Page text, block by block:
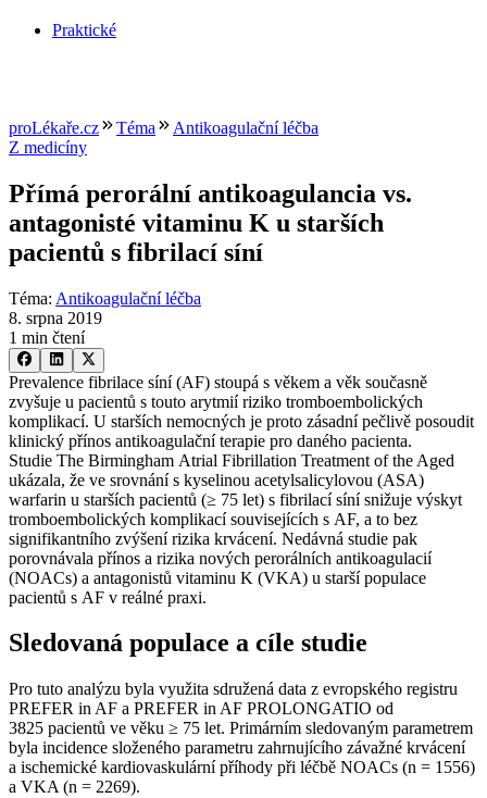
Praktické
proLékaře.cz Téma
Antikoagulační léčba
Z medicíny
Přímá perorální antikoagulancia vs.
antagonisté vitaminu K u starších
pacientů s fibrilací síní
Téma: Antikoagulační léčba
8. srpna 2019
1 min čtení
Prevalence fibrilace síní (AF) stoupá s věkem a věk současně
zvyšuje u pacientů s touto arytmií riziko tromboembolických
komplikací. U starších nemocných je proto zásadní pečlivě posoudit
klinický přínos antikoagulační terapie pro daného pacienta.
Studie The Birmingham Atrial Fibrillation Treatment of the Aged
ukázala, že ve srovnání s kyselinou acetylsalicylovou (ASA)
warfarin u starších pacientů (≥ 75 let) s fibrilací síní snižuje výskyt
tromboembolických komplikací souvisejících s AF, a to bez
signifikantního zvýšení rizika krvácení. Nedávná studie pak
porovnávala přínos a rizika nových perorálních antikoagulacií
(NOACs) a antagonistů vitaminu K (VKA) u starší populace
pacientů s AF v reálné praxi.
Sledovaná populace a cíle studie
Pro tuto analýzu byla využita sdružená data z evropského registru
PREFER in AF a PREFER in AF PROLONGATIO od
3825 pacientů ve věku ≥ 75 let. Primárním sledovaným parametrem
byla incidence složeného parametru zahrnujícího závažné krvácení
a ischemické kardiovaskulární příhody při léčbě NOACs (n = 1556)
a VKA (n = 2269).